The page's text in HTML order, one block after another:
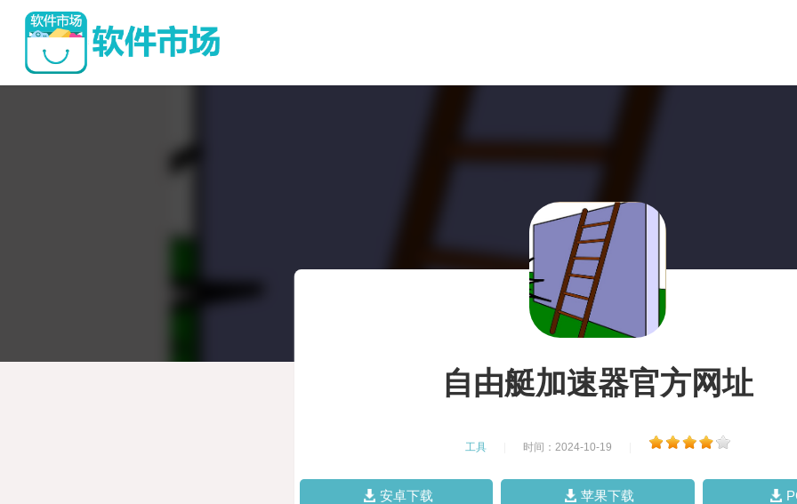
自由艇加速器官方网址
工具 时间：2024-10-19
安卓下载 苹果下载